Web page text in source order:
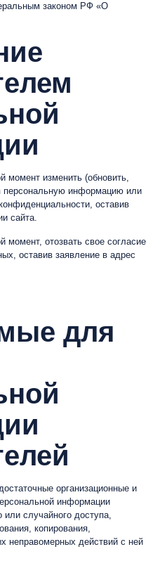
законом РФ «О
момент изменить (обновить,
персональную информацию или
оставив
сайта.
отозвать свое согласие
оставив заявление в адрес
для
организационные и
информации
или случайного доступа,
копирования,
неправомерных действий с ней